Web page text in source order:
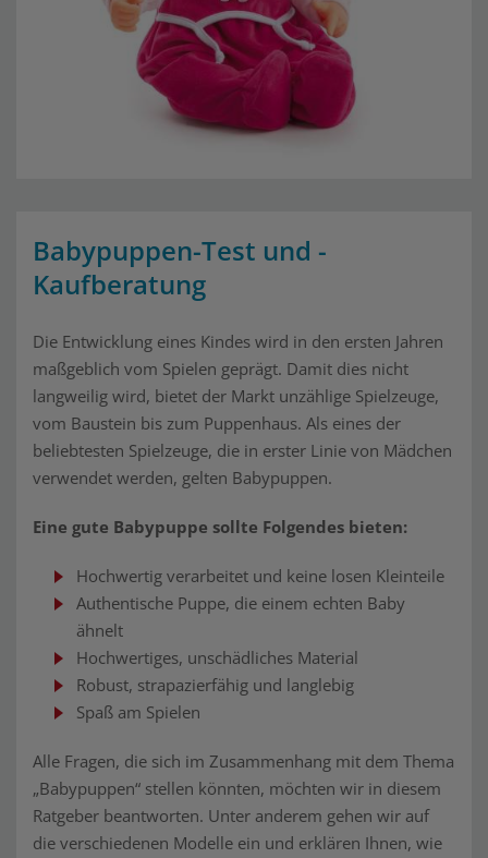
Babypuppen-Test und -
Kaufberatung
Die Entwicklung eines Kindes wird in den ersten Jahren
maßgeblich vom Spielen geprägt. Damit dies nicht
langweilig wird, bietet der Markt unzählige Spielzeuge,
vom Baustein bis zum Puppenhaus. Als eines der
beliebtesten Spielzeuge, die in erster Linie von Mädchen
verwendet werden, gelten Babypuppen.
Eine gute Babypuppe sollte Folgendes bieten:
Hochwertig verarbeitet und keine losen Kleinteile
Authentische Puppe, die einem echten Baby
ähnelt
Hochwertiges, unschädliches Material
Robust, strapazierfähig und langlebig
Spaß am Spielen
Alle Fragen, die sich im Zusammenhang mit dem Thema
„Babypuppen“ stellen könnten, möchten wir in diesem
Ratgeber beantworten. Unter anderem gehen wir auf
die verschiedenen Modelle ein und erklären Ihnen, wie